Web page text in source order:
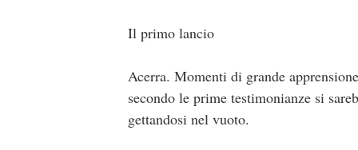
Il primo lancio
Acerra. Momenti di grande
secondo le prime testimonianze si
gettandosi nel vuoto.